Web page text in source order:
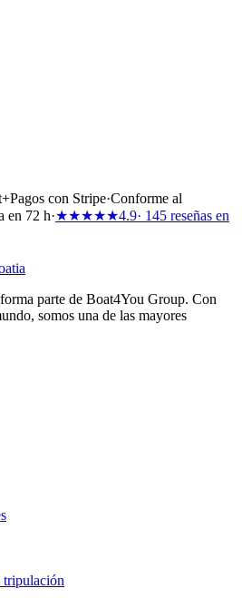
+Pagos con Stripe·Conforme al
en 72 h·★★★★★4.9· 145 reseñas en
parte de Boat4You Group. Con
somos una de las mayores
tripulación